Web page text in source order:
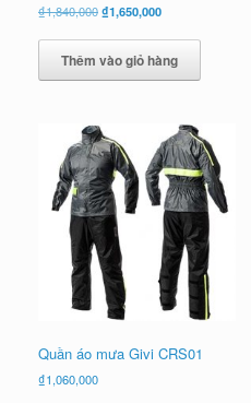
₫1,840,000Giá
là:
₫1,840,000.
₫1,650,000Giá
tại
là:
₫1,650,000.
Thêm vào giỏ hàng
Quần áo mưa Givi CRS01
₫1,060,000